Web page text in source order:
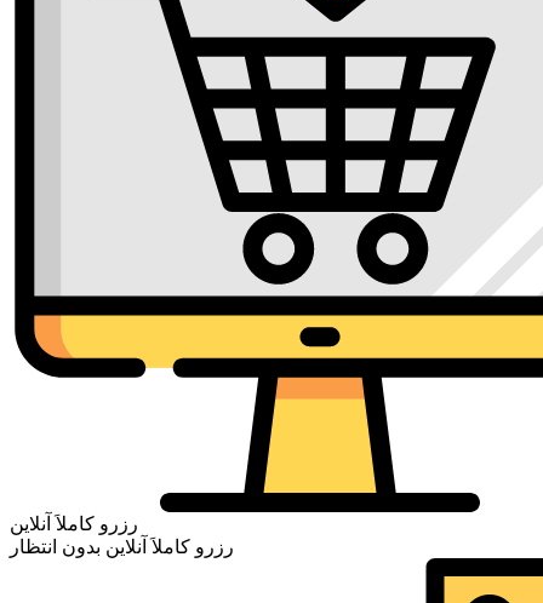
رزرو کاملاَ آنلاین
رزرو کاملاَ آنلاین بدون انتظار